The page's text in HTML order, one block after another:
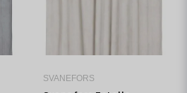
SVANEFORS